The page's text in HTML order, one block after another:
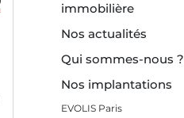
immobilière
Nos actualités
Qui sommes-nous ?
Nos implantations
EVOLIS Paris